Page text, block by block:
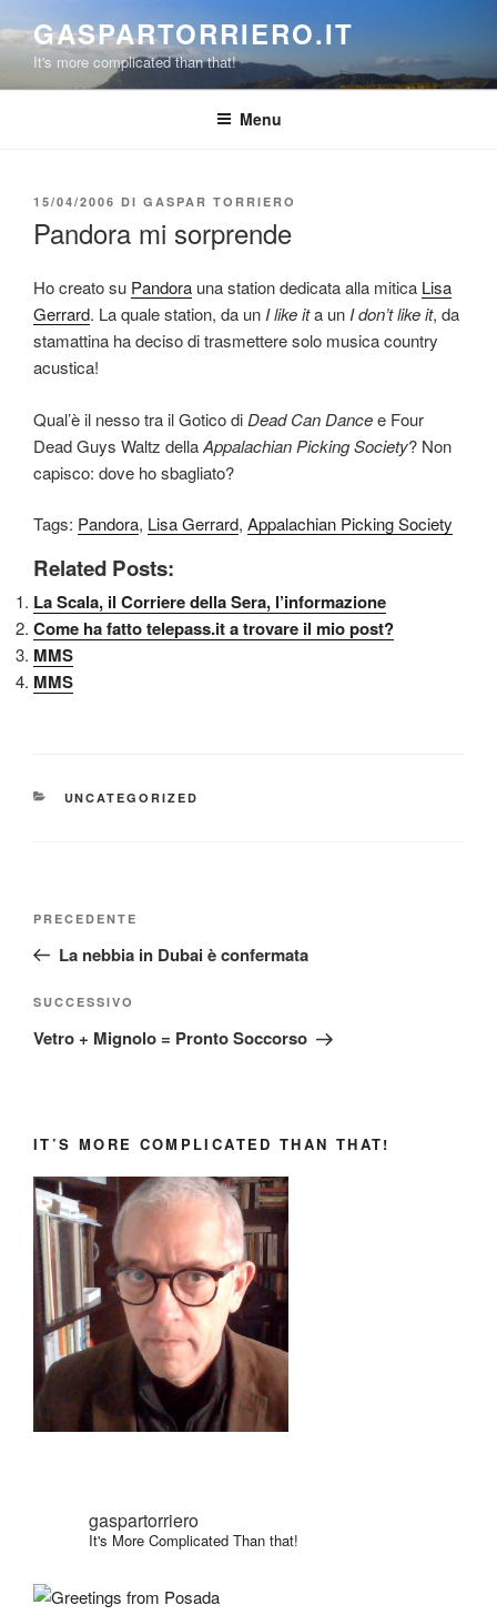
al
contenuto
GASPARTORRIERO.IT
It's more complicated than that!
Menu
PUBBLICATO
15/04/2006 DI GASPAR TORRIERO
Pandora mi sorprende
Ho creato su Pandora una station dedicata alla mitica Lisa
Gerrard. La quale station, da unI like ita unI don’t like it, da
stamattina ha deciso di trasmettere solo musica country
acustica!
Qual’è il nesso tra il Gotico di Dead Can Dancee Four
Dead Guys Waltz dellaAppalachian Picking Society? Non
capisco: dove ho sbagliato?
Tags: Pandora, Lisa Gerrard, Appalachian Picking Society
Related Posts:
La Scala, il Corriere della Sera, l’informazione
Come ha fatto telepass.it a trovare il mio post?
MMS
MMS
CATEGORIE
UNCATEGORIZED
Articolo
precedente:
PRECEDENTE
La nebbia in Dubai è confermata
Articolo
successivo
SUCCESSIVO
Vetro + Mignolo = Pronto Soccorso
IT’S MORE COMPLICATED THAN THAT!
gaspartorriero
It's More Complicated Than that!